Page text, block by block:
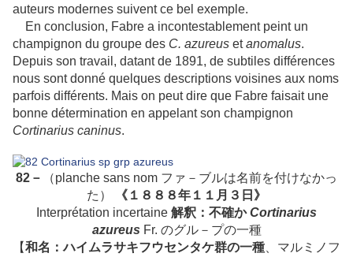
auteurs modernes suivent ce bel exemple.
En conclusion, Fabre a incontestablement peint un
champignon du groupe des C. azureus etanomalus.
Depuis son travail, datant de 1891, de subtiles différences
nous sont donné quelques descriptions voisines aux noms
parfois différents. Mais on peut dire que Fabre faisait une
bonne détermination en appelant son champignon
Cortinarius caninus.
82－
（planche sans nom ファ－ブルは名前を付けなかっ
た）
《１８８８年１１月３日》
Interprétation incertaine 解釈：不確かCortinarius
azureus Fr. のグル－プの一種
【和名：ハイムラサキフウセンタケ群の一種 、マルミノフ